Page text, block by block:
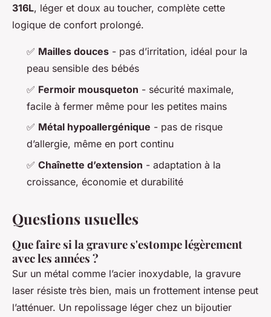
316L, léger et doux au toucher, complète cette
logique de confort prolongé.
✅ Mailles douces - pas d’irritation, idéal pour la
peau sensible des bébés
✅ Fermoir mousqueton - sécurité maximale,
facile à fermer même pour les petites mains
✅ Métal hypoallergénique - pas de risque
d’allergie, même en port continu
✅ Chaînette d’extension - adaptation à la
croissance, économie et durabilité
Questions usuelles
Que faire si la gravure s'estompe légèrement
avec les années ?
Sur un métal comme l’acier inoxydable, la gravure
laser résiste très bien, mais un frottement intense peut
l’atténuer. Un repolissage léger chez un bijoutier